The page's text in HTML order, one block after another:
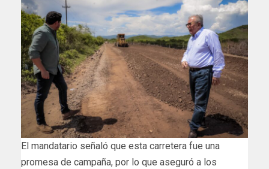
El mandatario señaló que esta carretera fue una
promesa de campaña, por lo que aseguró a los